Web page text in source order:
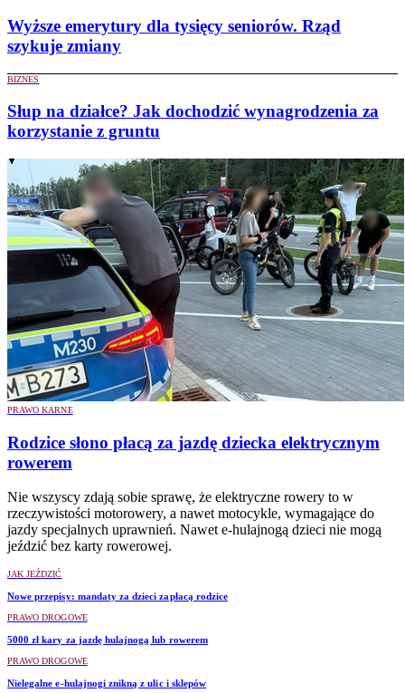
Wyższe emerytury dla tysięcy seniorów. Rząd
szykuje zmiany
BIZNES
Słup na działce? Jak dochodzić wynagrodzenia za
korzystanie z gruntu
PRAWO KARNE
Rodzice słono płacą za jazdę dziecka elektrycznym
rowerem
Nie wszyscy zdają sobie sprawę, że elektryczne rowery to w
rzeczywistości motorowery, a nawet motocykle, wymagające do
jazdy specjalnych uprawnień. Nawet e-hulajnogą dzieci nie mogą
jeździć bez karty rowerowej.
JAK JEŹDZIĆ
Nowe przepisy: mandaty za dzieci zapłacą rodzice
PRAWO DROGOWE
5000 zł kary za jazdę hulajnogą lub rowerem
PRAWO DROGOWE
Nielegalne e-hulajnogi znikną z ulic i sklepów